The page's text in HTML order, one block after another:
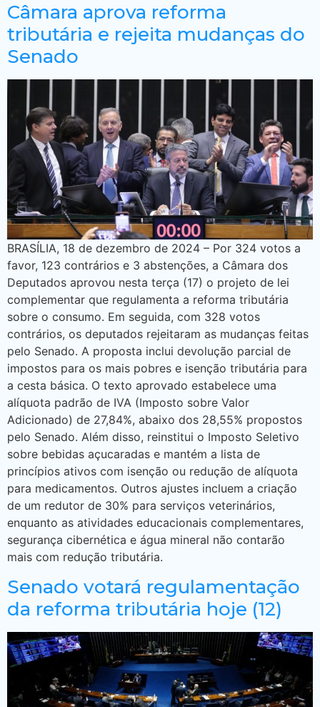
Câmara aprova reforma
tributária e rejeita mudanças do
Senado
BRASÍLIA, 18 de dezembro de 2024 – Por 324 votos a
favor, 123 contrários e 3 abstenções, a Câmara dos
Deputados aprovou nesta terça (17) o projeto de lei
complementar que regulamenta a reforma tributária
sobre o consumo. Em seguida, com 328 votos
contrários, os deputados rejeitaram as mudanças feitas
pelo Senado. A proposta inclui devolução parcial de
impostos para os mais pobres e isenção tributária para
a cesta básica. O texto aprovado estabelece uma
alíquota padrão de IVA (Imposto sobre Valor
Adicionado) de 27,84%, abaixo dos 28,55% propostos
pelo Senado. Além disso, reinstitui o Imposto Seletivo
sobre bebidas açucaradas e mantém a lista de
princípios ativos com isenção ou redução de alíquota
para medicamentos. Outros ajustes incluem a criação
de um redutor de 30% para serviços veterinários,
enquanto as atividades educacionais complementares,
segurança cibernética e água mineral não contarão
mais com redução tributária.
Senado votará regulamentação
da reforma tributária hoje (12)